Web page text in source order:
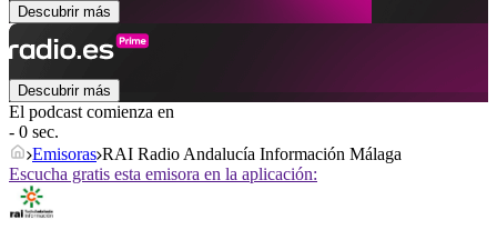
Descubrir más
Descubrir más
El podcast comienza en
- 0 sec.
Emisoras RAI Radio Andalucía Información Málaga
Escucha gratis esta emisora en la aplicación: